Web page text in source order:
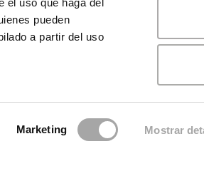
el uso que haga del
pueden
a partir del uso
Marketing Mostrar